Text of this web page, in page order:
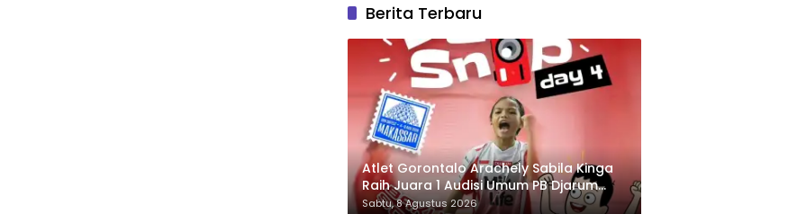
Berita Terbaru
Atlet Gorontalo Arachely Sabila Kinga
Raih Juara 1 Audisi Umum PB Djarum
2026 di Makassar
Sabtu, 8 Agustus 2026